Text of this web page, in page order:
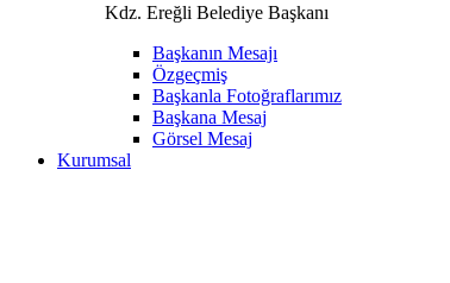
Kdz. Ereğli Belediye Başkanı
Başkanın Mesajı
Özgeçmiş
Başkanla Fotoğraflarımız
Başkana Mesaj
Görsel Mesaj
Kurumsal